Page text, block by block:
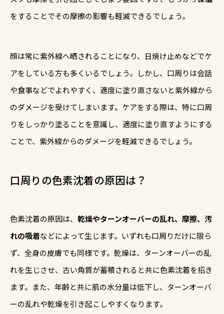
をすることでその摩擦の影響も軽減できるでしょう。
顔は常に紫外線へ晒されることになり、日焼け止めなどでケ
アをしている方も多くいるでしょう。しかし、口周りは会話
や食事などでよれやすく、適度に塗り直さないと紫外線から
のダメージを受けてしまいます。ケアをする際は、特に口周
りをしっかり塗ることを意識し、適度に塗り直すようにする
ことで、紫外線からのダメージを軽減できるでしょう。
口周りの色素沈着の原因は？
色素沈着の原因は、 乾燥やターンオーバーの乱れ、摩擦、汚
れの吸着などによって生じます。いずれも口周りだけに限ら
ず、全身の皮膚でも同様です。乾燥は、ターンオーバーの乱
れを生じさせ、古い角質が蓄積されると共に色素沈着を招き
ます。また、年齢と共に肌の水分量は低下し、ターンオーバ
ーの乱れや乾燥を引き起こしやすくなります。